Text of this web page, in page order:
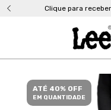
Clique para
ATÉ 40% OFF
EM QUANTIDADE